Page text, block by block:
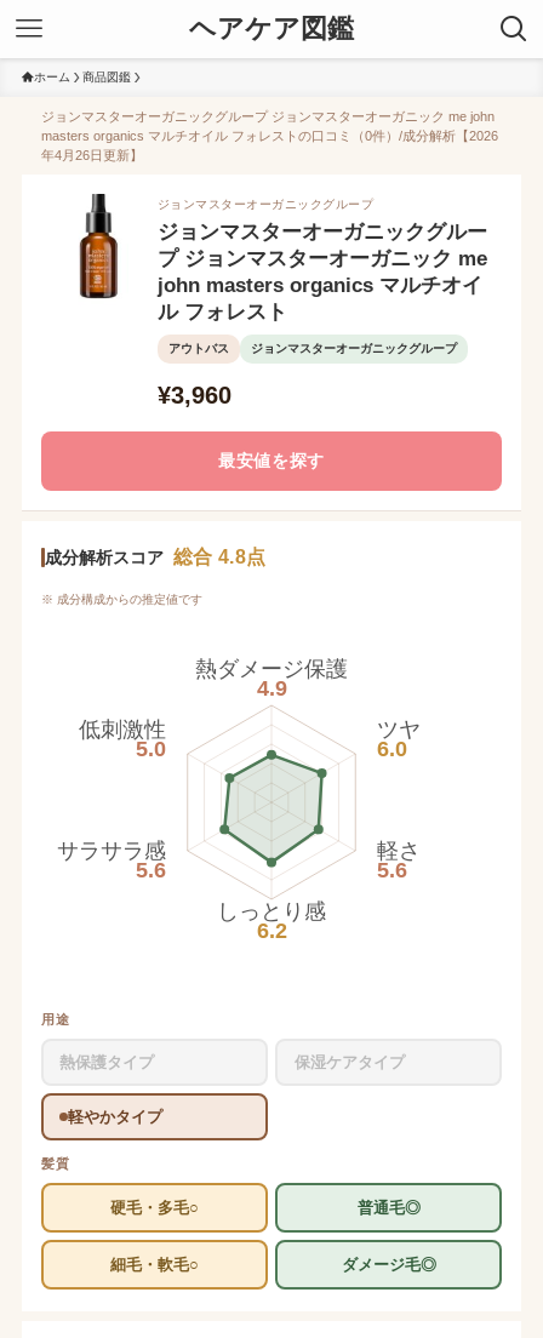
ヘアケア図鑑
ホーム 商品図鑑
ジョンマスターオーガニックグループ ジョンマスターオーガニック me john
masters organics マルチオイル フォレストの口コミ（0件）/成分解析【2026
年4月26日更新】
ジョンマスターオーガニックグループ
ジョンマスターオーガニックグルー
プ ジョンマスターオーガニック me
john masters organics マルチオイ
ル フォレスト
アウトバス ジョンマスターオーガニックグループ
¥3,960
最安値を探す
成分解析スコア 総合 4.8点
※ 成分構成からの推定値です
熱ダメージ保護
4.9
ツヤ
6.0
軽さ
5.6
しっとり感
6.2
サラサラ感
5.6
低刺激性
5.0
用途
熱保護タイプ 保湿ケアタイプ
軽やかタイプ
髪質
硬毛・多毛○ 普通毛◎
細毛・軟毛○ ダメージ毛◎